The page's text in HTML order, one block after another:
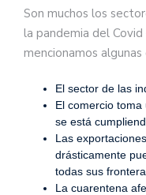
Son muchos los
la pandemia del
mencionamos algunas
El sector de las
El comercio
se está
Las
drásticamente
todas sus
La cuarentena